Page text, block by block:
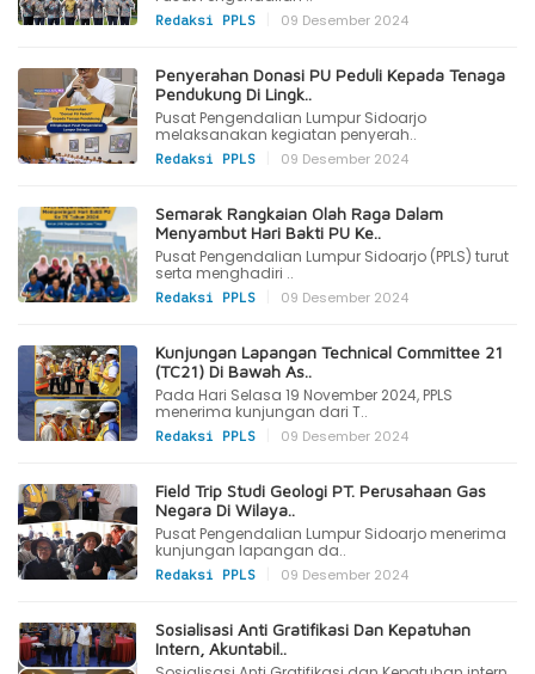
Redaksi PPLS 09 Desember 2024
Penyerahan Donasi PU Peduli Kepada Tenaga
Pendukung Di Lingk..
Pusat Pengendalian Lumpur Sidoarjo
melaksanakan kegiatan penyerah..
Redaksi PPLS 09 Desember 2024
Semarak Rangkaian Olah Raga Dalam
Menyambut Hari Bakti PU Ke..
Pusat Pengendalian Lumpur Sidoarjo (PPLS) turut
serta menghadiri ..
Redaksi PPLS 09 Desember 2024
Kunjungan Lapangan Technical Committee 21
(TC21) Di Bawah As..
Pada Hari Selasa 19 November 2024, PPLS
menerima kunjungan dari T..
Redaksi PPLS 09 Desember 2024
Field Trip Studi Geologi PT. Perusahaan Gas
Negara Di Wilaya..
Pusat Pengendalian Lumpur Sidoarjo menerima
kunjungan lapangan da..
Redaksi PPLS 09 Desember 2024
Sosialisasi Anti Gratifikasi Dan Kepatuhan
Intern, Akuntabil..